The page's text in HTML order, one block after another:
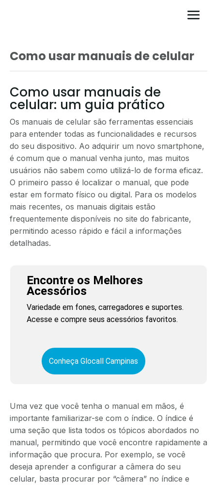
Como usar manuais de celular
Como usar manuais de
celular: um guia prático
Os manuais de celular são ferramentas essenciais
para entender todas as funcionalidades e recursos
do seu dispositivo. Ao adquirir um novo smartphone,
é comum que o manual venha junto, mas muitos
usuários não sabem como utilizá-lo de forma eficaz.
O primeiro passo é localizar o manual, que pode
estar em formato físico ou digital. Para os modelos
mais recentes, os manuais digitais estão
frequentemente disponíveis no site do fabricante,
permitindo acesso rápido e fácil a informações
detalhadas.
Encontre os Melhores
Acessórios
Variedade em fones, carregadores e suportes.
Acesse e compre seus acessórios favoritos.
Conheça Glocall Campinas
Uma vez que você tenha o manual em mãos, é
importante familiarizar-se com o índice. O índice é
uma seção que lista todos os tópicos abordados no
manual, permitindo que você encontre rapidamente a
informação que procura. Por exemplo, se você
deseja aprender a configurar a câmera do seu
celular, basta procurar por “câmera” no índice e